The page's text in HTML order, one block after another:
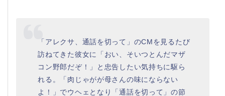
「アレクサ、通話を切って」のCMを見るたび
訪ねてきた彼女に「おい、そいつとんだマザ
コン野郎だぞ！」と忠告したい気持ちに駆ら
れる。「肉じゃがが母さんの味にならない
よ！」でウヘェとなり「通話を切って」の節